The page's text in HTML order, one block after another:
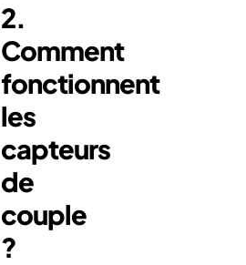
2.
Comment
fonctionnent
les
capteurs
de
couple
?